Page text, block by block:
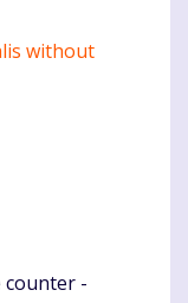
without
counter -